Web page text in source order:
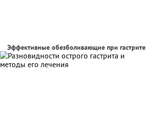
Эффективные обезболивающие при гастрите